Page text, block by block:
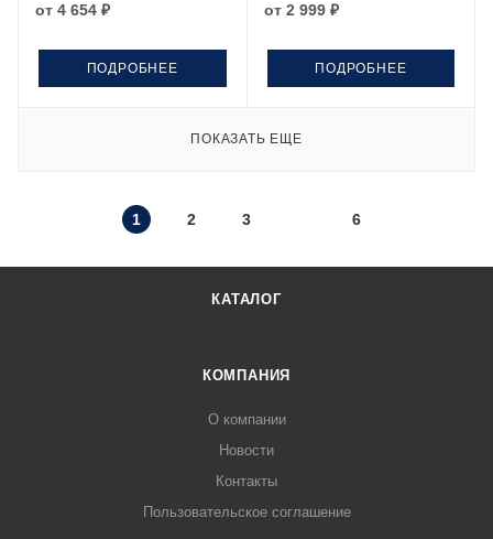
от 4 654 ₽
ПОДРОБНЕЕ
от 2 999 ₽
ПОДРОБНЕЕ
ПОКАЗАТЬ ЕЩЕ
1 2 3 6
КАТАЛОГ
КОМПАНИЯ
О компании
Новости
Контакты
Пользовательское соглашение